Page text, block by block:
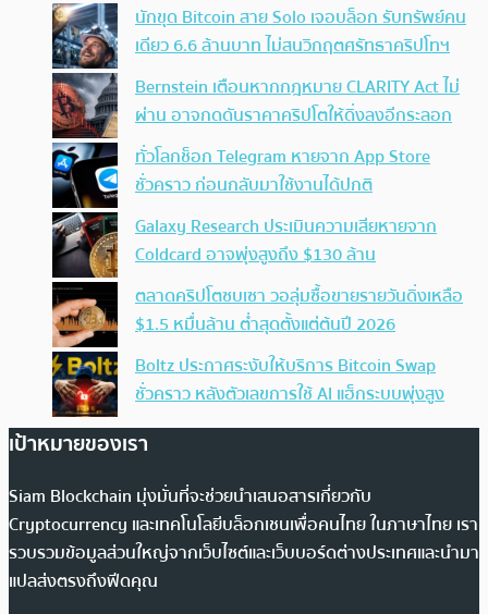
นักขุด Bitcoin สาย Solo เจอบล็อก รับทรัพย์คน
เดียว 6.6 ล้านบาท ไม่สนวิกฤตศรัทธาคริปโทฯ
Bernstein เตือนหากกฎหมาย CLARITY Act ไม่
ผ่าน อาจกดดันราคาคริปโตให้ดิ่งลงอีกระลอก
ทั่วโลกช็อก Telegram หายจาก App Store
ชั่วคราว ก่อนกลับมาใช้งานได้ปกติ
Galaxy Research ประเมินความเสียหายจาก
Coldcard อาจพุ่งสูงถึง $130 ล้าน
ตลาดคริปโตซบเซา วอลุ่มซื้อขายรายวันดิ่งเหลือ
$1.5 หมื่นล้าน ต่ำสุดตั้งแต่ต้นปี 2026
Boltz ประกาศระงับให้บริการ Bitcoin Swap
ชั่วคราว หลังตัวเลขการใช้ AI แฮ็กระบบพุ่งสูง
เป้าหมายของเรา
Siam Blockchain มุ่งมั่นที่จะช่วยนำเสนอสารเกี่ยวกับ
Cryptocurrency และเทคโนโลยีบล็อกเชนเพื่อคนไทย ในภาษาไทย เรา
รวบรวมข้อมูลส่วนใหญ่จากเว็บไซต์และเว็บบอร์ดต่างประเทศและนำมา
แปลส่งตรงถึงฟีดคุณ